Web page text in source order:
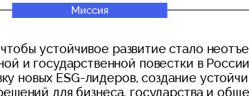
Миссия
устойчивое развитие стало
и государственной повестки в
новых ESG-лидеров, создание
для бизнеса, государства и